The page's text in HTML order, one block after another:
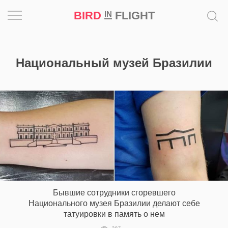
BIRD INFLIGHT
Национальный музей Бразилии
Бывшие сотрудники сгоревшего
Национального музея Бразилии делают себе
татуировки в память о нем